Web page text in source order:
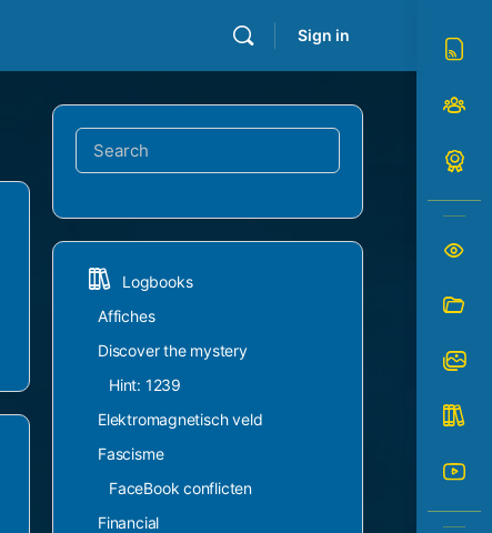
Sign in
Search
for:
Logbooks
Affiches
Discover the mystery
Hint: 1239
Elektromagnetisch veld
Fascisme
FaceBook conflicten
Financial